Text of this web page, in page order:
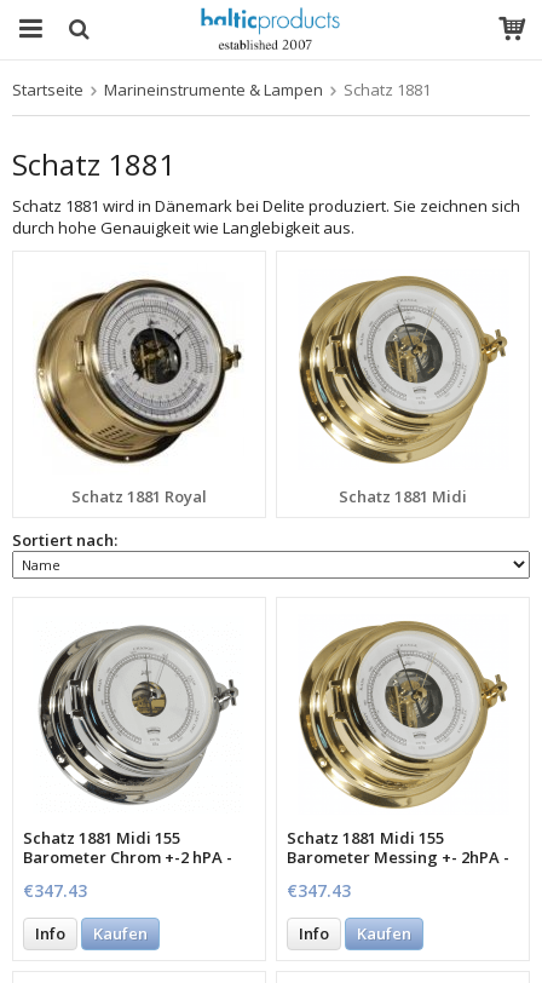
Startseite Marineinstrumente & Lampen Schatz 1881
Schatz 1881
Schatz 1881 wird in Dänemark bei Delite produziert. Sie zeichnen sich
durch hohe Genauigkeit wie Langlebigkeit aus.
Schatz 1881 Royal
Schatz 1881 Midi
Sortiert nach:
Schatz 1881 Midi 155
Barometer Chrom +-2 hPA -
€347.43
Info Kaufen
Schatz 1881 Midi 155
Barometer Messing +- 2hPA -
€347.43
Info Kaufen